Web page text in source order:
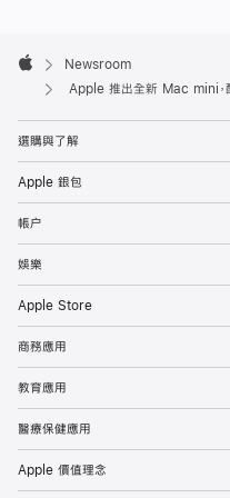
a
in
由
全
Footer

Apple
Newsroom
Apple 推出全新 Mac mini，配備 M2
選購與了解
Apple 銀包
帳户
娛樂
Apple Store
商務應用
教育應用
醫療保健應用
Apple 價值理念